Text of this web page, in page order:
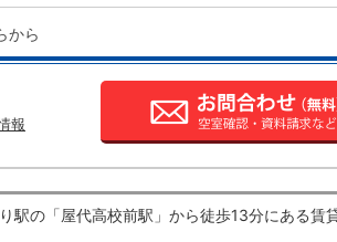
から
報
駅の「屋代高校前駅」から徒歩13分にある賃